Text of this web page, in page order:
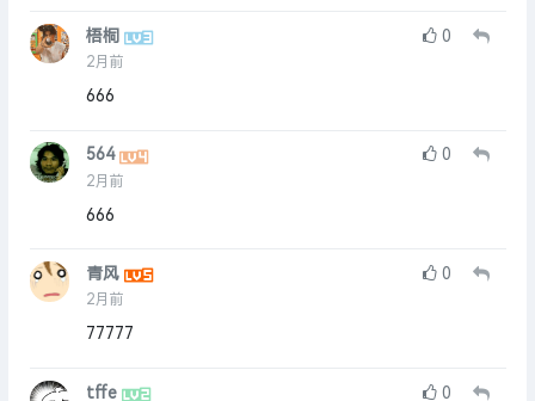
梧桐
2月前
0
666
564
2月前
0
666
青风
2月前
0
77777
tffe 0